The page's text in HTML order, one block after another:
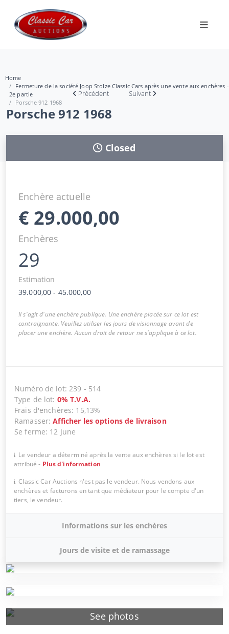
Home
Fermeture de la société Joop Stolze Classic Cars après une vente aux enchères -
2e partie
Porsche 912 1968
Précédent Suivant
Porsche 912 1968
See photos
Closed
Enchère actuelle
€ 29.000,00
Enchères
29
Estimation
39.000,00 - 45.000,00
Il s'agit d'une enchère publique. Une enchère placée sur ce lot est
contraignante. Veuillez utiliser les jours de visionnage avant de
placer une enchère. Aucun droit de retour ne s'applique à ce lot.
Numéro de lot:239 - 514
Type de lot: 0% T.V.A.
Frais d'enchères: 15,13%
Ramasser:Afficher les options de livraison
Se ferme: 12 June
Le vendeur a déterminé après la vente aux enchères si le lot est
attribué - Plus d'information
Classic Car Auctions n'est pas le vendeur. Nous vendons aux
enchères et facturons en tant que médiateur pour le compte d'un
tiers, le vendeur.
Informations sur les enchères
Jours de visite et de ramassage